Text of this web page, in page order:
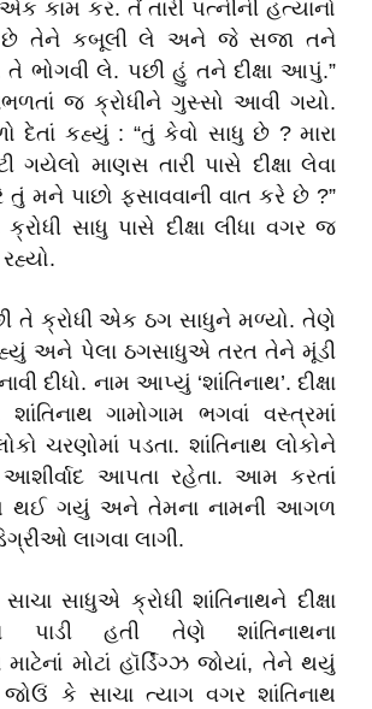
કામ કર. તેં તારી પત્નીની હત્યાનો
છે તેને કબૂલી લે અને જે સજા તને
ભોગવી લે. પછી હું તને દીક્ષા આપું.”
જ ક્રોધીને ગુસ્સો આવી ગયો.
દેતાં કહ્યું : “તું કેવો સાધુ છે ? મારા
ગયેલો માણસ તારી પાસે દીક્ષા લેવા
મને પાછો ફસાવવાની વાત કરે છે ?”
સાધુ પાસે દીક્ષા લીધા વગર જ
તે ક્રોધી એક ઠગ સાધુને મળ્યો. તેણે
અને પેલા ઠગસાધુએ તરત તેને મૂંડી
દીધો. નામ આપ્યું ‘શાંતિનાથ’. દીક્ષા
ગામોગામ ભગવાં વસ્ત્રમાં
ચરણોમાં પડતા. શાંતિનાથ લોકોને
આશીર્વાદ આપતા રહેતા. આમ કરતાં
થઈ ગયું અને તેમના નામની આગળ
લાગવા લાગી.
સાધુએ ક્રોધી શાંતિનાથને દીક્ષા
પાડી હતી તેણે શાંતિનાથના
મોટાં હૉર્ડિંગ્ઝ જોયાં, તેને થયું
કે સાચા ત્યાગ વગર શાંતિનાથ